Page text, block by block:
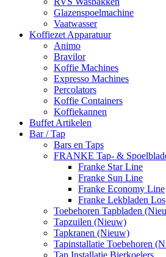
Glazenspoelmachine
Vaatwasser
Koffiezet Apparatuur
Animo
Bravilor
Koffie Machines
Expresso Machines
Percolators
Koffie Containers
Koffiekannen
Buffet Artikelen
Bar / Tap
Bars en Taps
FRANKE Tap- &
Franke Star Line
Franke Sun Line
Franke Economy Line
Franke Lekbladen Los
Toebehoren Tapbladen
Tapzuilen (Nieuw)
Tapkranen (Nieuw)
Tapinstallatie Toebehoren
Tap Installatie Bierkoelers